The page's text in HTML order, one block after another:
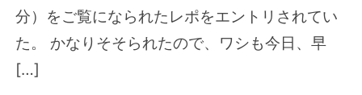
分）をご覧になられたレポをエントリされてい
た。 かなりそそられたので、ワシも今日、早
[…]